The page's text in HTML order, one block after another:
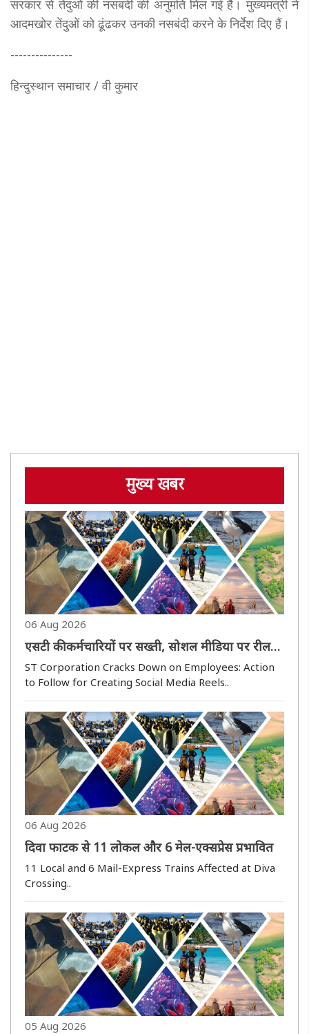
सरकार से तेंदुओं की नसबंदी की अनुमति मिल गई है। मुख्यमंत्री ने
आदमखोर तेंदुओं को ढूंढकर उनकी नसबंदी करने के निर्देश दिए हैं।
---------------
हिन्दुस्थान समाचार / वी कुमार
मुख्य खबर
06 Aug 2026
एसटी की कर्मचारियों पर सख्ती, सोशल मीडिया पर रील
बनाया तो होगी कार्रवाई
ST Corporation Cracks Down on Employees: Action
to Follow for Creating Social Media Reels..
06 Aug 2026
दिवा फाटक से 11 लोकल और 6 मेल-एक्सप्रेस प्रभावित
11 Local and 6 Mail-Express Trains Affected at Diva
Crossing..
05 Aug 2026